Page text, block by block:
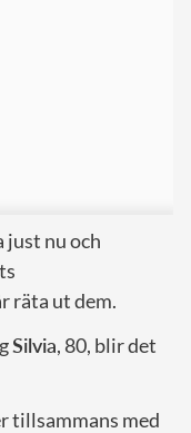
just nu och
räta ut dem.
Silvia, 80, blir det
tillsammans med